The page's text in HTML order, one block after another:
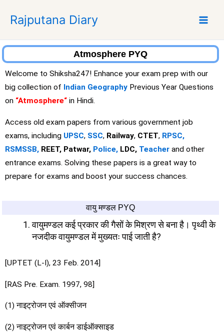
p
Rajputana Diary
Atmosphere PYQ
Welcome to Shiksha247! Enhance your exam prep with our
big collection of Indian Geography Previous Year Questions
on “Atmosphere“ in Hindi.
Access old exam papers from various government job
exams, including UPSC, SSC, Railway, CTET, RPSC,
RSMSSB, REET, Patwar, Police, LDC, Teacher and other
entrance exams. Solving these papers is a great way to
prepare for exams and boost your success chances.
वायु मण्डल PYQ
वायुमण्डल कई प्रकार की गैसों के मिश्रण से बना है। पृथ्वी के
नजदीक वायुमण्डल में मुख्यतः पाई जाती है?
[UPTET (L-I), 23 Feb. 2014]
[RAS Pre. Exam. 1997, 98]
(1) नाइट्रोजन एवं ऑक्सीजन
(2) नाइट्रोजन एवं कार्बन डाईऑक्साइड